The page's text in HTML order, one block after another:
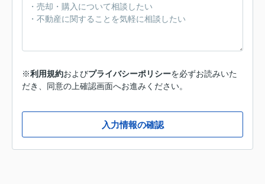
※利用規約およびプライバシーポリシーを必ずお読みいた
だき、同意の上確認画面へお進みください。
入力情報の確認